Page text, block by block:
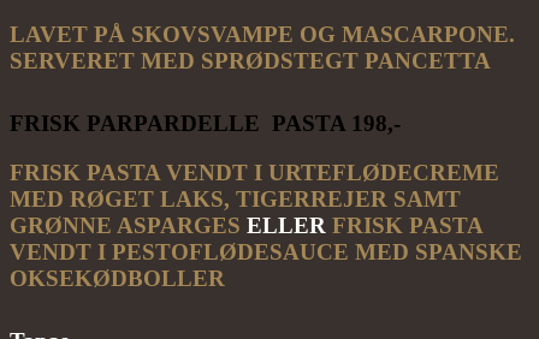
LAVET PÅ SKOVSVAMPE OG MASCARPONE.
SERVERET MED SPRØDSTEGT PANCETTA
FRISK PARPARDELLE PASTA 198,-
FRISK PASTA VENDT I URTEFLØDECREME
MED RØGET LAKS, TIGERREJER SAMT
GRØNNE ASPARGES ELLER FRISK PASTA
VENDT I PESTOFLØDESAUCE MED SPANSKE
OKSEKØDBOLLER